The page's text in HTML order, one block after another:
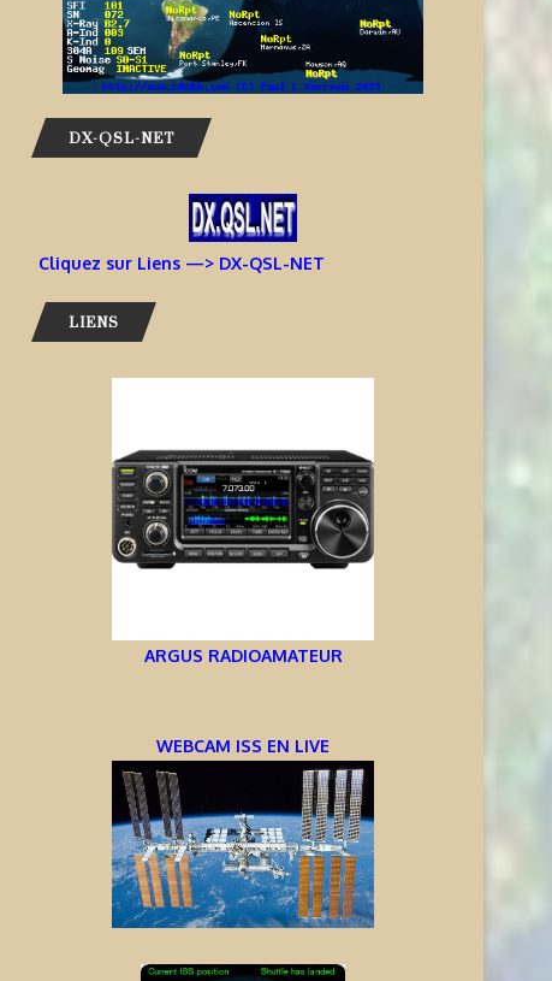
DX-QSL-NET
Cliquez sur Liens —> DX-QSL-NET
LIENS
ARGUS RADIOAMATEUR
WEBCAM ISS EN LIVE